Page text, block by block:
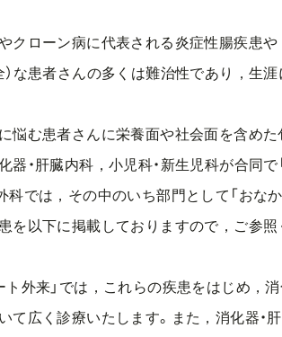
クローン病に代表される炎症性腸疾患
な患者さんの多くは難治性であり，生
悩む患者さんに栄養面や社会面を含め
・肝臓内科，小児科・新生児科が合同で
では，その中のいち部門として「おな
を以下に掲載しておりますので，ご参照
ト外来」では，これらの疾患をはじめ，
広く診療いたします。また，消化器・